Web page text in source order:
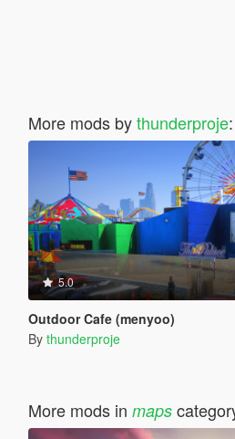
More mods bythunderproje:
5.0
Outdoor Cafe (menyoo)
By thunderproje
More mods in maps